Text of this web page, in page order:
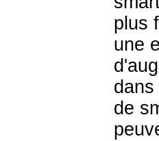
plus
une
de